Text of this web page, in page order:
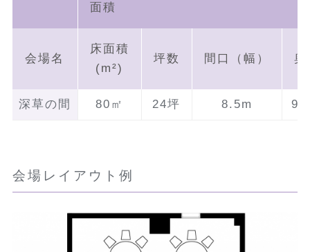
面積
会場名
床面積
(m²)
坪数 間口（幅） 奥
深草の間 80㎡ 24坪 8.5m
会場レイアウト例